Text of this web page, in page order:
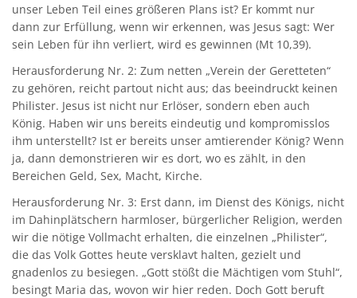
unser Leben Teil eines größeren Plans ist? Er kommt nur
dann zur Erfüllung, wenn wir erkennen, was Jesus sagt: Wer
sein Leben für ihn verliert, wird es gewinnen (Mt 10,39).
Herausforderung Nr. 2: Zum netten „Verein der Geretteten“
zu gehören, reicht partout nicht aus; das beeindruckt keinen
Philister. Jesus ist nicht nur Erlöser, sondern eben auch
König. Haben wir uns bereits eindeutig und kompromisslos
ihm unterstellt? Ist er bereits unser amtierender König? Wenn
ja, dann demonstrieren wir es dort, wo es zählt, in den
Bereichen Geld, Sex, Macht, Kirche.
Herausforderung Nr. 3: Erst dann, im Dienst des Königs, nicht
im Dahinplätschern harmloser, bürgerlicher Religion, werden
wir die nötige Vollmacht erhalten, die einzelnen „Philister“,
die das Volk Gottes heute versklavt halten, gezielt und
gnadenlos zu besiegen. „Gott stößt die Mächtigen vom Stuhl“,
besingt Maria das, wovon wir hier reden. Doch Gott beruft